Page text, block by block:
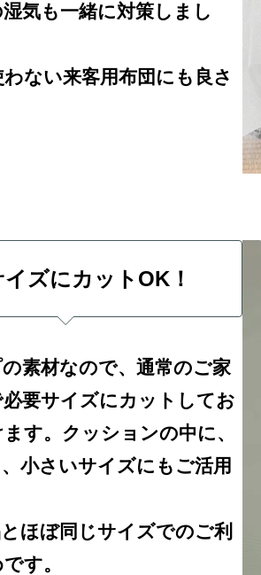
気も一緒に対策しまし
ない来客用布団にも良さ
ズにカットOK！
素材なので、通常のご家
要サイズにカットしてお
す。クッションの中に、
小さいサイズにもご活用
ほぼ同じサイズでのご利
す。